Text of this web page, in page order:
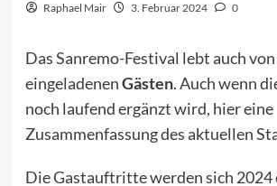
Raphael Mair 3. Februar 2024 0
Das Sanremo-Festival lebt auch
eingeladenenGästen. Auch wenn
noch laufend ergänzt wird, hier eine
Zusammenfassung des aktuellen
Die Gastauftritte werden sich 2024